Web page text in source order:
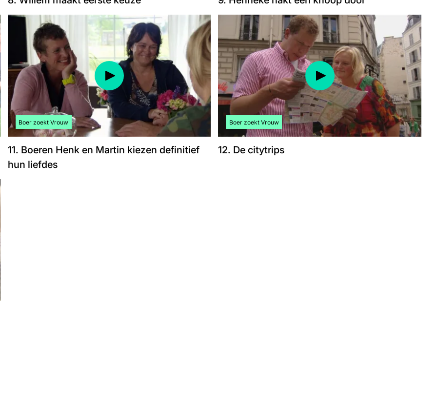
Bekijk meer artikelen over:
Boer zoekt Vrouw
11. Boeren Henk en Martin kiezen definitief
hun liefdes
Bekijk meer artikelen over:
Boer zoekt Vrouw
12. De citytrips